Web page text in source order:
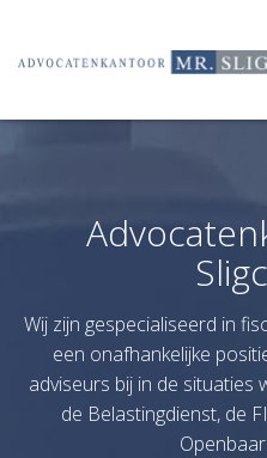
Wij zijn gespecialiseerd in
een onafhankelijke
adviseurs bij in de situaties
de Belastingdienst, de